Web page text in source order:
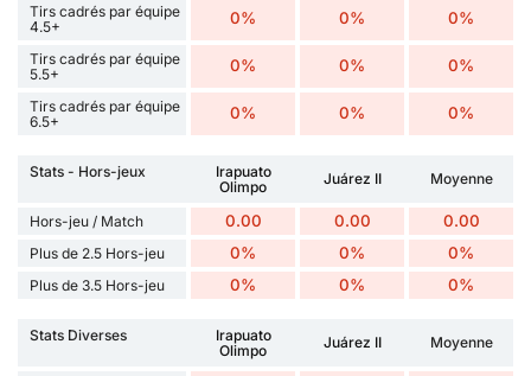
Tirs cadrés par équipe
4.5+
0% 0% 0%
Tirs cadrés par équipe
5.5+
0% 0% 0%
Tirs cadrés par équipe
6.5+
0% 0% 0%
Stats - Hors-jeux
Irapuato
Olimpo
Juárez II Moyenne
Hors-jeu / Match 0.00 0.00 0.00
Plus de 2.5 Hors-jeu 0% 0% 0%
Plus de 3.5 Hors-jeu 0% 0% 0%
Stats Diverses
Irapuato
Olimpo
Juárez II Moyenne